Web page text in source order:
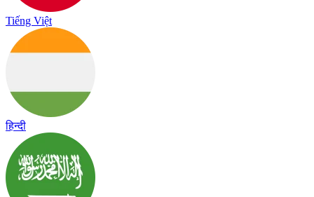
Tiếng Việt
हिन्दी